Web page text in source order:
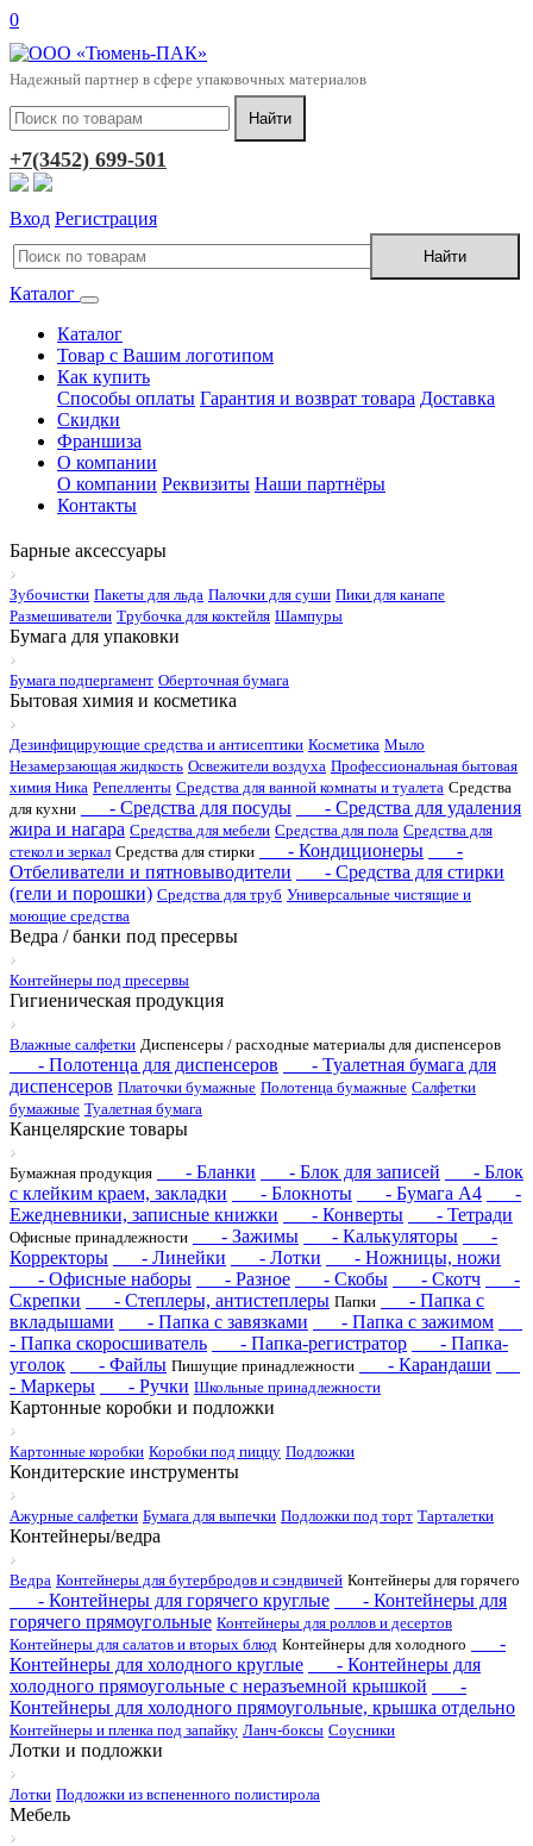
0
Надежный партнер в сфере упаковочных материалов
+7(3452) 699-501
Вход Регистрация
Каталог
Каталог
Товар с Вашим логотипом
Как купить
Способы оплаты Гарантия и возврат товара Доставка
Скидки
Франшиза
О компании
О компании Реквизиты Наши партнёры
Контакты
Барные аксессуары
Зубочистки Пакеты для льда Палочки для суши Пики для канапе
Размешиватели Трубочка для коктейля Шампуры
Бумага для упаковки
Бумага подпергамент Оберточная бумага
Бытовая химия и косметика
Дезинфицирующие средства и антисептики Косметика Мыло
Незамерзающая жидкость Освежители воздуха Профессиональная бытовая
химия Ника Репелленты Средства для ванной комнаты и туалета Средства
для кухни
- Средства для посуды
- Средства для удаления
жира и нагара Средства для мебели Средства для пола Средства для
стекол и зеркал Средства для стирки - Кондиционеры
-
Отбеливатели и пятновыводители
- Средства для стирки
(гели и порошки) Средства для труб Универсальные чистящие и
моющие средства
Ведра / банки под пресервы
Контейнеры под пресервы
Гигиеническая продукция
Влажные салфетки Диспенсеры / расходные материалы для диспенсеров
- Полотенца для диспенсеров
- Туалетная бумага для
диспенсеров Платочки бумажные Полотенца бумажные Салфетки
бумажные Туалетная бумага
Канцелярские товары
Бумажная продукция - Бланки - Блок для записей
- Блок
с клейким краем, закладки
- Блокноты - Бумага А4
-
Ежедневники, записные книжки
- Конверты - Тетради
Офисные принадлежности - Зажимы - Калькуляторы
-
Корректоры
- Линейки - Лотки
- Ножницы, ножи
- Офисные наборы
- Разное - Скобы - Скотч
-
Скрепки
- Степлеры, антистеплеры Папки
- Папка с
вкладышами
- Папка с завязками
- Папка с зажимом
- Папка скоросшиватель
- Папка-регистратор
- Папка-
уголок
- Файлы Пишущие принадлежности
- Карандаши
- Маркеры
- Ручки Школьные принадлежности
Картонные коробки и подложки
Картонные коробки Коробки под пиццу Подложки
Кондитерские инструменты
Ажурные салфетки Бумага для выпечки Подложки под торт Тарталетки
Контейнеры/ведра
Ведра Контейнеры для бутербродов и сэндвичей Контейнеры для горячего
- Контейнеры для горячего круглые
- Контейнеры для
горячего прямоугольные Контейнеры для роллов и десертов
Контейнеры для салатов и вторых блюд Контейнеры для холодного
-
Контейнеры для холодного круглые
- Контейнеры для
холодного прямоугольные с неразъемной крышкой
-
Контейнеры для холодного прямоугольные, крышка отдельно
Контейнеры и пленка под запайку Ланч-боксы Соусники
Лотки и подложки
Лотки Подложки из вспененного полистирола
Мебель